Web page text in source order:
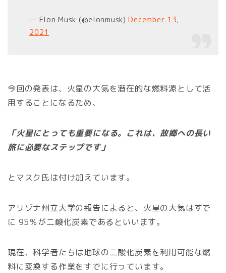
— Elon Musk (@elonmusk)December 13,
2021
今回の発表は、火星の大気を潜在的な燃料源として活
用することになるため、
「火星にとっても重要になる。これは、故郷への長い
旅に必要なステップです」
とマスク氏は付け加えています。
アリゾナ州立大学の報告によると、火星の大気はすで
に 95％が二酸化炭素であるといいます。
現在、科学者たちは地球の二酸化炭素を利用可能な燃
料に変換する作業をすでに行っています。